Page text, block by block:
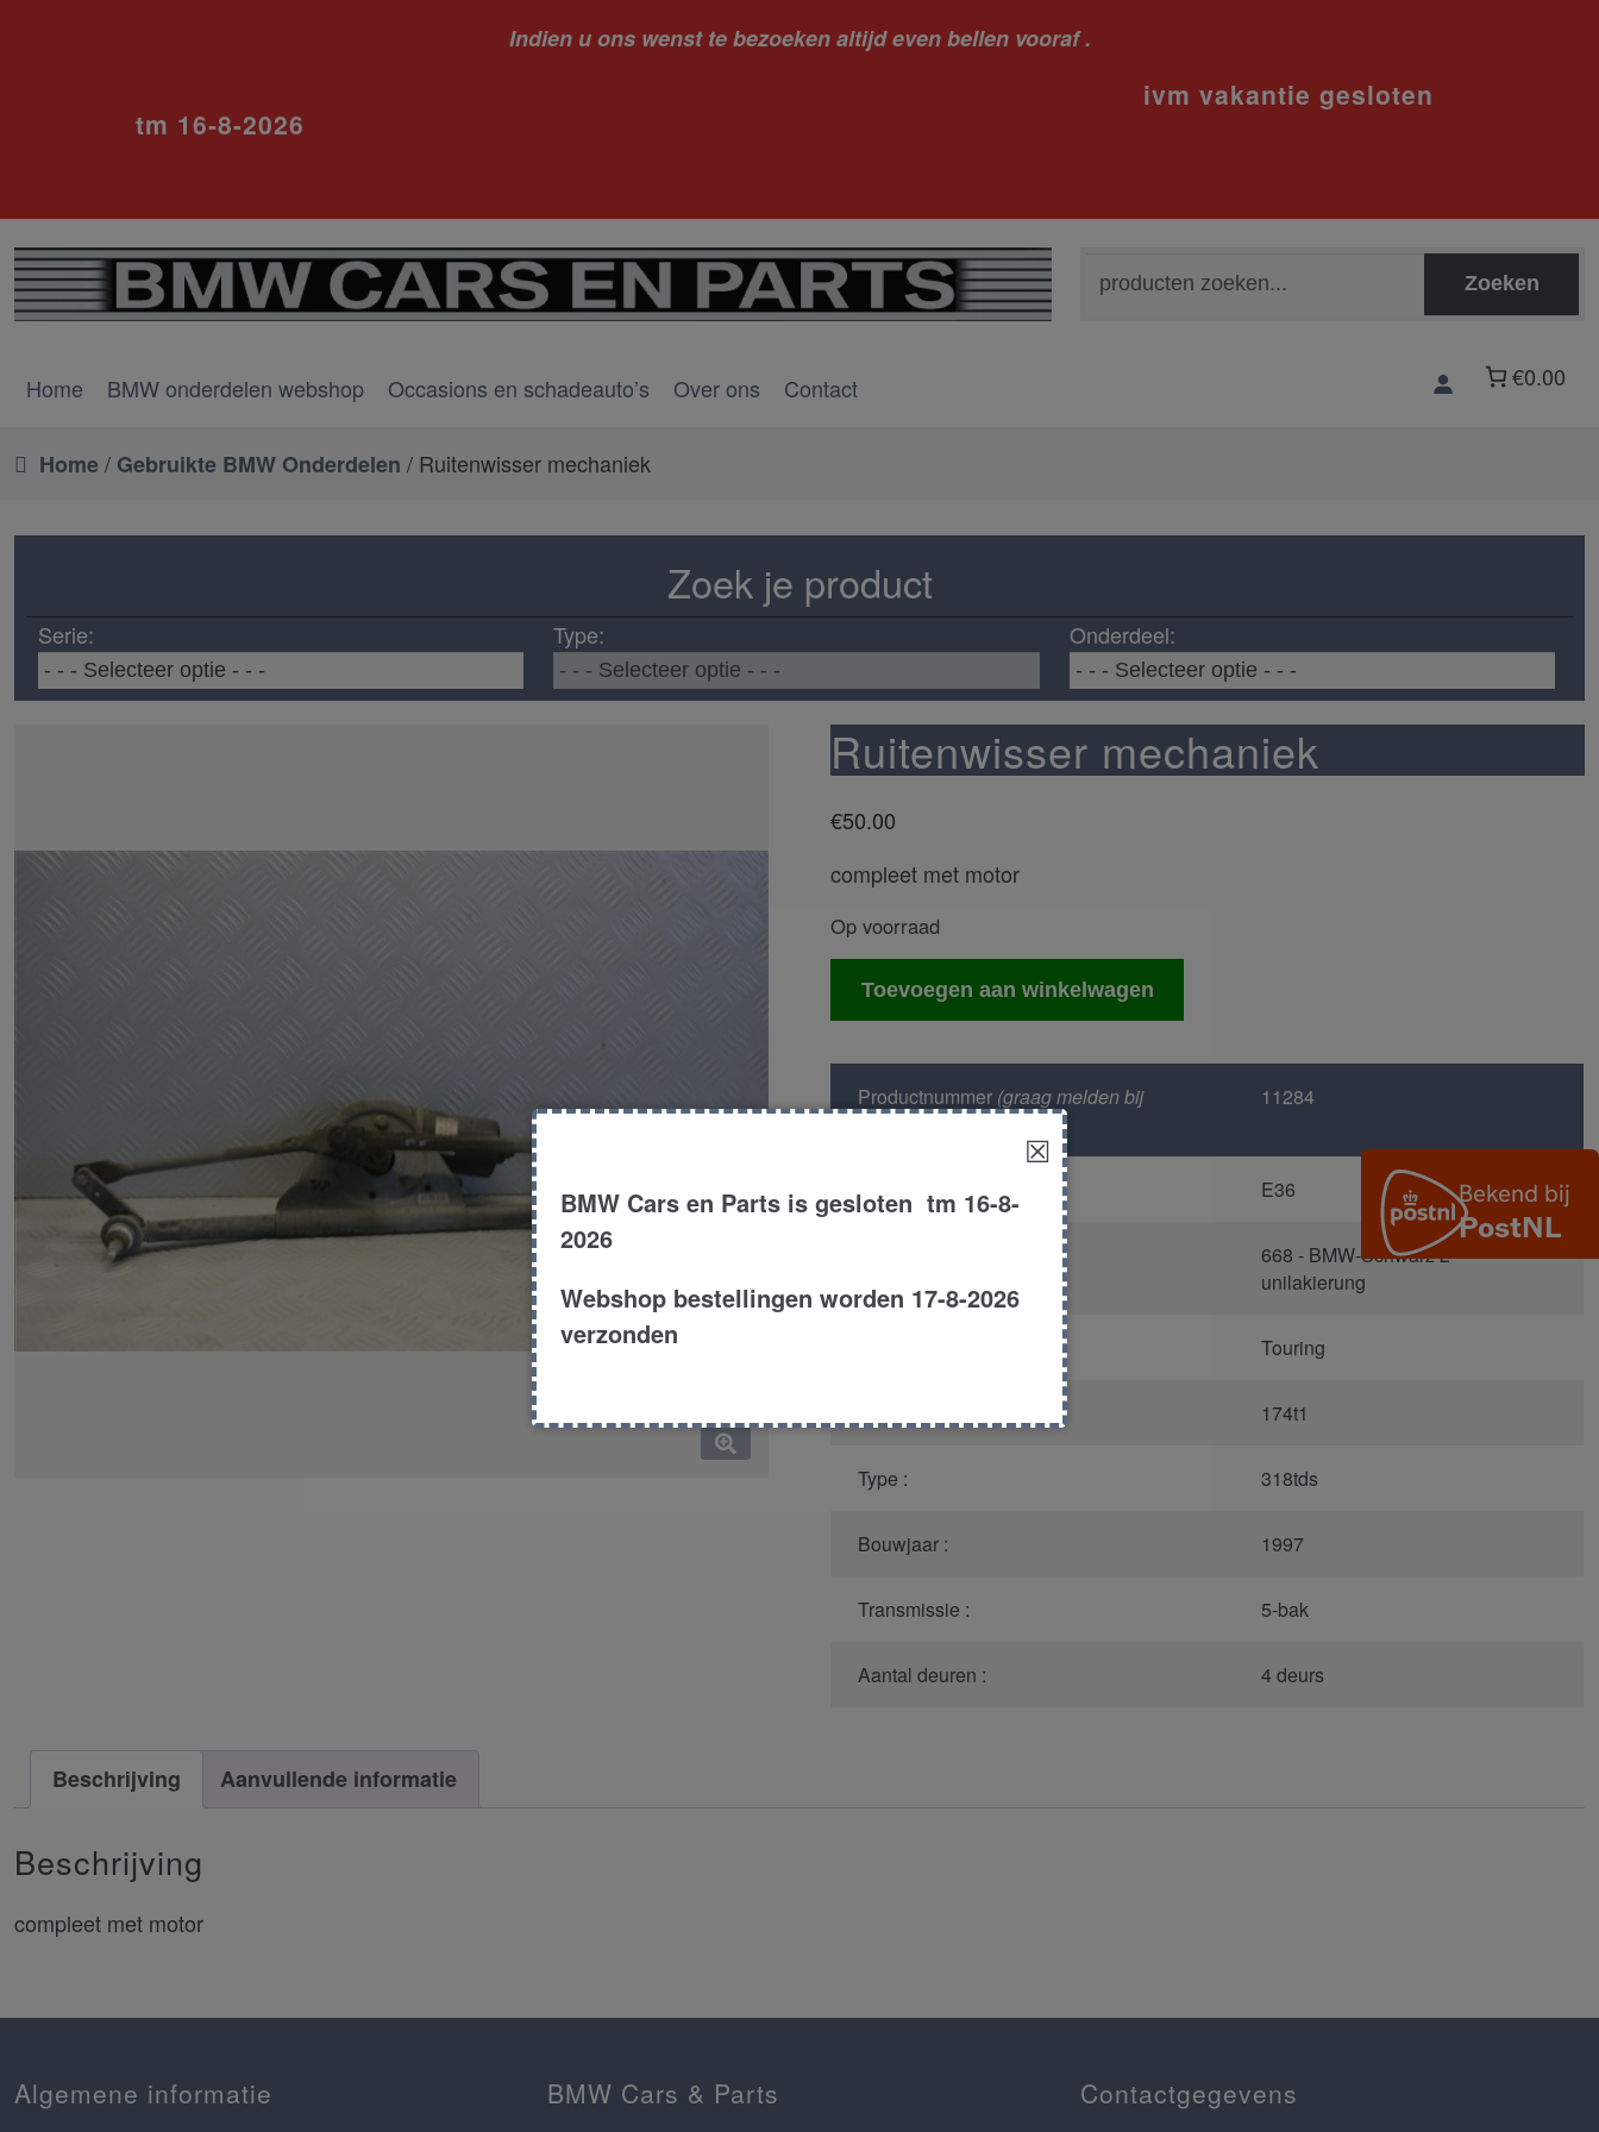
Indien u ons wenst te bezoeken altijd even bellen vooraf .
ivm vakantie gesloten
tm 16-8-2026
naar:
Zoeken
Home BMW onderdelen webshop Occasions en schadeauto’s Over ons Contact €0.00
Home/ Gebruikte BMW Onderdelen / Ruitenwisser mechaniek
Zoek je product
Serie: Type: Onderdeel:
Ruitenwisser mechaniek
€50.00
compleet met motor
Op voorraad
Ruitenwisser
Toevoegen aan winkelwagen
Productnummer (graag melden bij
11284
Model : E36
668 - BMW-Schwarz 2
unilakierung
Touring
174t1
Type : 318tds
Bouwjaar : 1997
Transmissie : 5-bak
Aantal deuren : 4 deurs
Beschrijving Aanvullende informatie
Beschrijving
compleet met motor
Algemene informatie BMW Cars & Parts Contactgegevens
☒
BMW Cars en Parts is gesloten tm 16-8-
2026
Webshop bestellingen worden 17-8-2026
verzonden